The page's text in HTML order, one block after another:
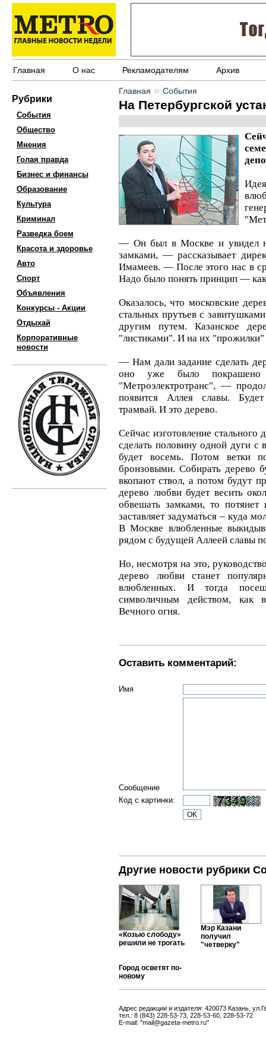
Главная О нас Рекламодателям Архив
Рубрики
События
Общество
Мнения
Голая правда
Бизнес и финансы
Образование
Культура
Криминал
Разведка боем
Красота и здоровье
Авто
Спорт
Объявления
Конкурсы - Акции
Отдыхай
Корпоративные
новости
Главная » События
На Петербургской
— Он был в Москве и увидел
замками, — рассказывает
Имамеев. — После этого нас в
Надо было понять принцип —
Оказалось, что московские
стальных прутьев с
другим путем. Казанское
"листиками". И на их
— Нам дали задание сделать
оно уже было покрашено
"Метроэлектротранс", —
появится Аллея славы.
трамвай. И это дерево.
Сейчас изготовление
сделать половину одной дуги с
будет восемь. Потом ветки
бронзовыми. Собирать дерево
вкопают ствол, а потом будут
дерево любви будет весить
обвешать замками, то
заставляет задуматься – куда
В Москве влюбленные
рядом с будущей Аллеей славы
Но, несмотря на это,
дерево любви станет
влюбленных. И тогда
символичным действом, как
Вечного огня.
Оставить комментарий:
Имя
Сообщение
Код с картинки:
Другие новости рубрики
«Козью слободу»
решили не трогать
Мэр Казани
получил
"четверку"
Город осветят по-
новому
Адрес редакции и издателя: 420073 Казань,
тел.: 8 (843) 228-53-73, 228-53-60, 228-53-72
E-mail: "mail@gazeta-metro.ru"